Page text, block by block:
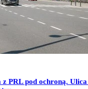
z PRL pod ochroną.